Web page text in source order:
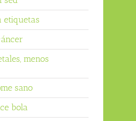
etiquetas
menos
sano
bola